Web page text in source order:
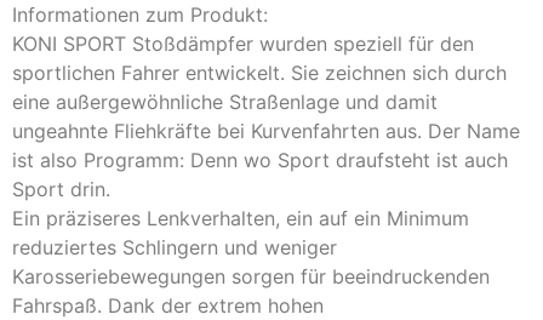
Informationen zum Produkt:
KONI SPORT Stoßdämpfer wurden speziell für den
sportlichen Fahrer entwickelt. Sie zeichnen sich durch
eine außergewöhnliche Straßenlage und damit
ungeahnte Fliehkräfte bei Kurvenfahrten aus. Der Name
ist also Programm: Denn wo Sport draufsteht ist auch
Sport drin.
Ein präziseres Lenkverhalten, ein auf ein Minimum
reduziertes Schlingern und weniger
Karosseriebewegungen sorgen für beeindruckenden
Fahrspaß. Dank der extrem hohen